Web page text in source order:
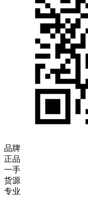
品牌
正品
一手
货源
专业